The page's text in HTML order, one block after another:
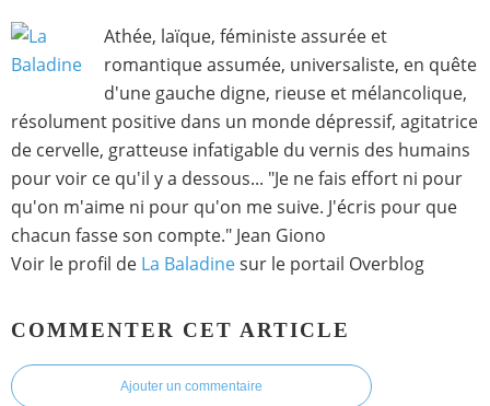
Athée, laïque, féministe assurée et
romantique assumée, universaliste, en quête
d'une gauche digne, rieuse et mélancolique,
résolument positive dans un monde dépressif, agitatrice
de cervelle, gratteuse infatigable du vernis des humains
pour voir ce qu'il y a dessous... "Je ne fais effort ni pour
qu'on m'aime ni pour qu'on me suive. J'écris pour que
chacun fasse son compte." Jean Giono
Voir le profil de La Baladinesur le portail Overblog
COMMENTER CET ARTICLE
Ajouter un commentaire